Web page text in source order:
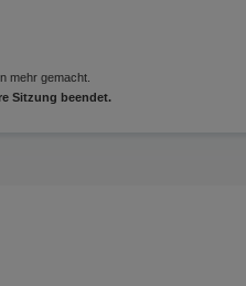
mehr gemacht.
Sitzung beendet.